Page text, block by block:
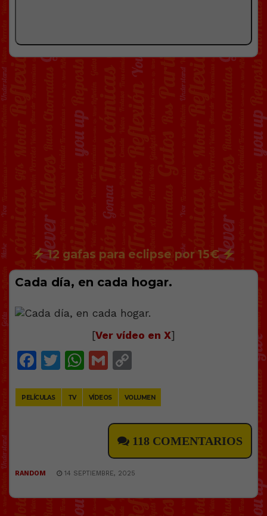
12 gafas para eclipse por 15€
Cada día, en cada hogar.
[Ver vídeo en X]
Facebook
Twitter
WhatsApp
Gmail
PELÍCULAS TV VÍDEOS VOLUMEN
118 COMENTARIOS
RANDOM 14 SEPTIEMBRE, 2025